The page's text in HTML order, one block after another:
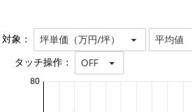
対象： 坪単価（万円/坪） 平均値
タッチ操作： OFF
80